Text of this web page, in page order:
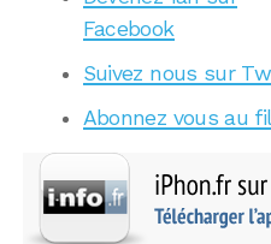
Facebook
Suivez nous sur
Abonnez vous au